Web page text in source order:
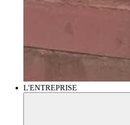
L'ENTREPRISE